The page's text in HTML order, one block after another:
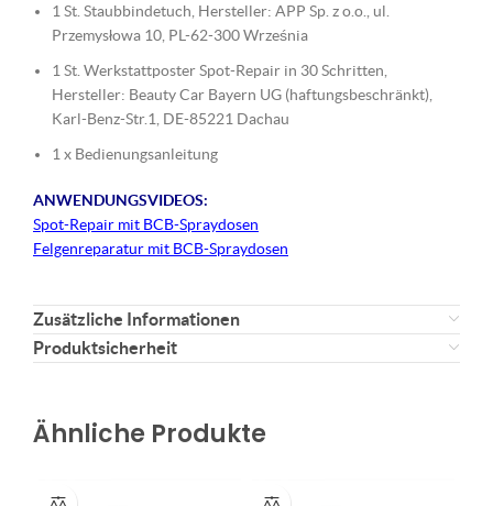
1 St. Staubbindetuch, Hersteller: APP Sp. z o.o., ul.
Przemysłowa 10, PL-62-300 Września
1 St. Werkstattposter Spot-Repair in 30 Schritten,
Hersteller: Beauty Car Bayern UG (haftungsbeschränkt),
Karl-Benz-Str.1, DE-85221 Dachau
1 x Bedienungsanleitung
ANWENDUNGSVIDEOS:
Spot-Repair mit BCB-Spraydosen
Felgenreparatur mit BCB-Spraydosen
Zusätzliche Informationen
Produktsicherheit
Ähnliche Produkte